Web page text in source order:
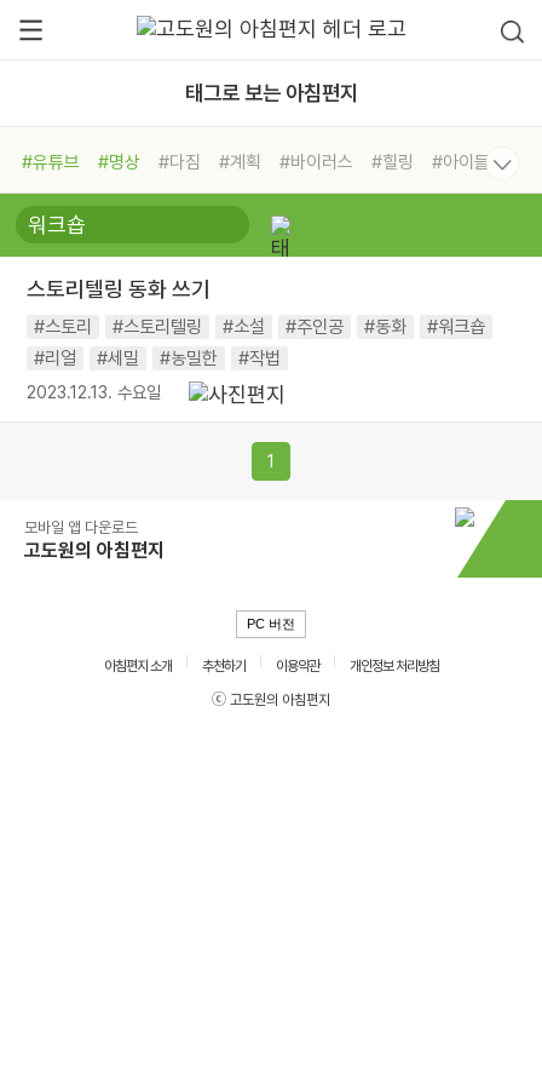
태그로 보는 아침편지
#유튜브 #명상 #다짐 #계획 #바이러스 #힐링
#아이들
#비전캠프
#독서캠프 #삶
#희망
#나눔 #친구 #링컨학교
#독서
#건강 #면역력
스토리텔링 동화 쓰기
#스토리 #스토리텔링 #소설 #주인공 #동화
#워크숍
#리얼
#세밀 #농밀한 #작법
2023.12.13. 수요일
1
모바일 앱 다운로드
고도원의 아침편지
PC 버전
아침편지 소개 추천하기 이용약관
개인정보 처리방침
ⓒ 고도원의 아침편지